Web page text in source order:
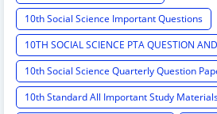
10th Social Science Important Questions
10TH SOCIAL SCIENCE PTA QUESTION
10th Social Science Quarterly Question
10th Standard All Important Study